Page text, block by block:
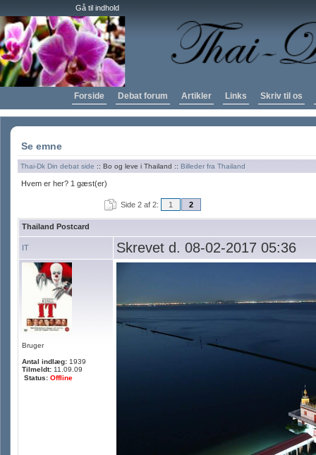
Gå til indhold
Forside Debat forum Artikler Links Skriv til os
Se emne
Thai-Dk Din debat side :: Bo og leve i Thailand :: Billeder fra Thailand
Hvem er her? 1 gæst(er)
Side 2 af 2: 1 2
Thailand Postcard
IT Skrevet d. 08-02-2017 05:36
Bruger
Antal indlæg: 1939
Tilmeldt: 11.09.09
Status: Offline